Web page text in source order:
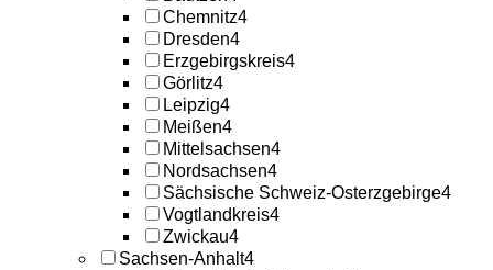
Chemnitz4
Dresden4
Erzgebirgskreis4
Görlitz4
Leipzig4
Meißen4
Mittelsachsen4
Nordsachsen4
Sächsische Schweiz-Osterzgebirge4
Vogtlandkreis4
Zwickau4
Sachsen-Anhalt4